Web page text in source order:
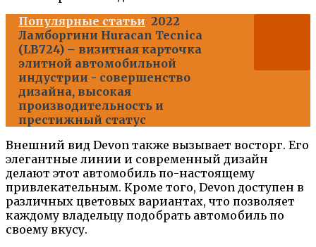
Популярные статьи 2022
Ламборгини Huracan Tecnica
(LB724) – визитная карточка
элитной автомобильной
индустрии - совершенство
дизайна, высокая
производительность и
престижный статус
Внешний вид Devon также вызывает восторг. Его
элегантные линии и современный дизайн
делают этот автомобиль по-настоящему
привлекательным. Кроме того, Devon доступен в
различных цветовых вариантах, что позволяет
каждому владельцу подобрать автомобиль по
своему вкусу.